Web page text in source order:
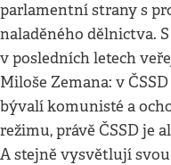
parlamentní strany s
naladěného dělnictva.
v posledních letech
Miloše Zemana: v
bývalí komunisté a
režimu, právě ČSSD je
A stejně vysvětlují